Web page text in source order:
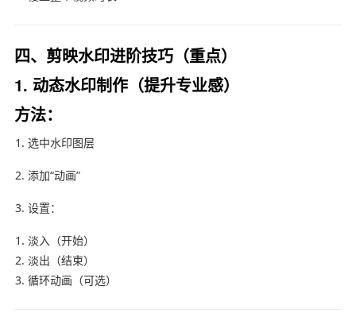
四、剪映水印进阶技巧（重点）
1. 动态水印制作（提升专业感）
方法：
选中水印图层
添加“动画”
设置：
淡入（开始）
淡出（结束）
循环动画（可选）